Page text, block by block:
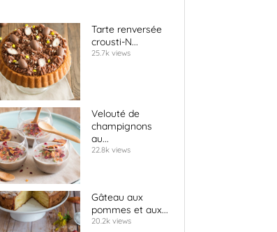
Tarte renversée
crousti-N...
25.7k views
Velouté de
champignons
au...
22.8k views
Gâteau aux
pommes et aux...
20.2k views